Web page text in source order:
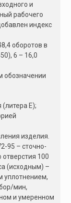
и
рабочего
индекс
оборотов в
6 – 16,0
обозначении
(литера Е);
изделия.
95 – сточно-
100
(исходным) –
уплотнением,
мин,
и умеренном